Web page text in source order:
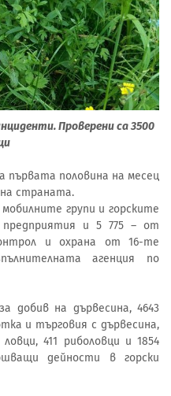
Проверени са 3500
първата половина на месец
страната.
групи и горските
и 5 775 – от
и охрана от 16-те
агенция по
добив на дървесина, 4643
и търговия с дървесина,
411 риболовци и 1854
дейности в горски